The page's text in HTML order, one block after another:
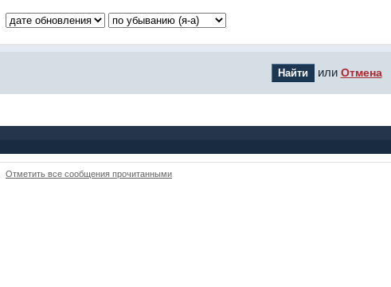
или Отмена
Отметить все сообщения прочитанными